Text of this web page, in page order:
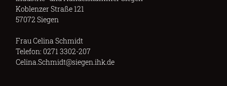
Koblenzer Straße 121
57072 Siegen
Frau Celina Schmidt
Telefon: 0271 3302-207
Celina.Schmidt@siegen.ihk.de